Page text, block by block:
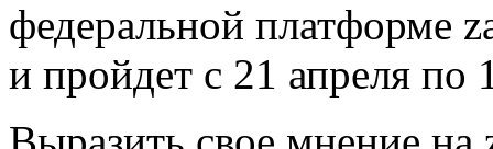
федеральной платформе
и пройдет с 21 апреля по